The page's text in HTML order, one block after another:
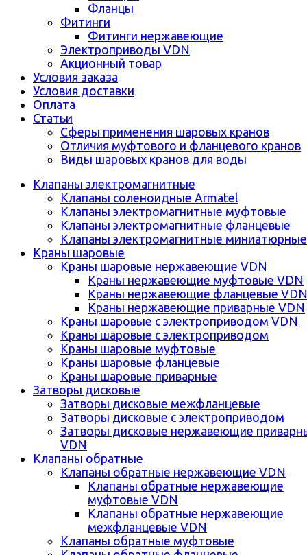
Фланцы
Фитинги
Фитинги нержавеющие
Электроприводы VDN
Акционный товар
Условия заказа
Условия доставки
Оплата
Статьи
Сферы применения шаровых кранов
Отличия муфтового и фланцевого кранов
Виды шаровых кранов для воды
Клапаны электромагнитные
Клапаны соленоидные Armatel
Клапаны электромагнитные муфтовые
Клапаны электромагнитные фланцевые
Клапаны электромагнитные миниатюрные
Краны шаровые
Краны шаровые нержавеющие VDN
Краны нержавеющие муфтовые VDN
Краны нержавеющие фланцевые VDN
Краны нержавеющие приварные VDN
Краны шаровые с электроприводом VDN
Краны шаровые с электроприводом
Краны шаровые муфтовые
Краны шаровые фланцевые
Краны шаровые приварные
Затворы дисковые
Затворы дисковые межфланцевые
Затворы дисковые с электроприводом
Затворы дисковые нержавеющие
VDN
Клапаны обратные
Клапаны обратные нержавеющие VDN
Клапаны обратные нержавеющие
муфтовые VDN
Клапаны обратные нержавеющие
межфланцевые VDN
Клапаны обратные муфтовые